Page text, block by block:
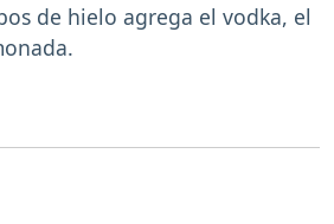
de hielo agrega el vodka, el